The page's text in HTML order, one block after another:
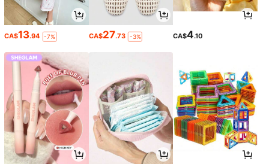
CA$13.94 -7% CA$27.73 -3% CA$4.10